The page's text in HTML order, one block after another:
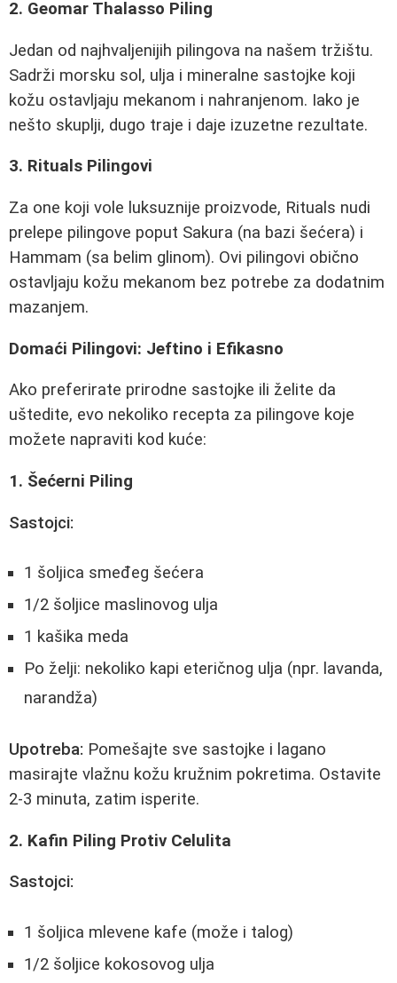
2. Geomar Thalasso Piling
Jedan od najhvaljenijih pilingova na našem tržištu.
Sadrži morsku sol, ulja i mineralne sastojke koji
kožu ostavljaju mekanom i nahranjenom. Iako je
nešto skuplji, dugo traje i daje izuzetne rezultate.
3. Rituals Pilingovi
Za one koji vole luksuznije proizvode, Rituals nudi
prelepe pilingove poput Sakura (na bazi šećera) i
Hammam (sa belim glinom). Ovi pilingovi obično
ostavljaju kožu mekanom bez potrebe za dodatnim
mazanjem.
Domaći Pilingovi: Jeftino i Efikasno
Ako preferirate prirodne sastojke ili želite da
uštedite, evo nekoliko recepta za pilingove koje
možete napraviti kod kuće:
1. Šećerni Piling
Sastojci:
1 šoljica smeđeg šećera
1/2 šoljice maslinovog ulja
1 kašika meda
Po želji: nekoliko kapi eteričnog ulja (npr. lavanda,
narandža)
Upotreba: Pomešajte sve sastojke i lagano
masirajte vlažnu kožu kružnim pokretima. Ostavite
2-3 minuta, zatim isperite.
2. Kafin Piling Protiv Celulita
Sastojci:
1 šoljica mlevene kafe (može i talog)
1/2 šoljice kokosovog ulja